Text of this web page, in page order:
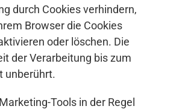
durch Cookies verhindern,
Browser die Cookies
oder löschen. Die
der Verarbeitung bis zum
unberührt.
Tools in der Regel